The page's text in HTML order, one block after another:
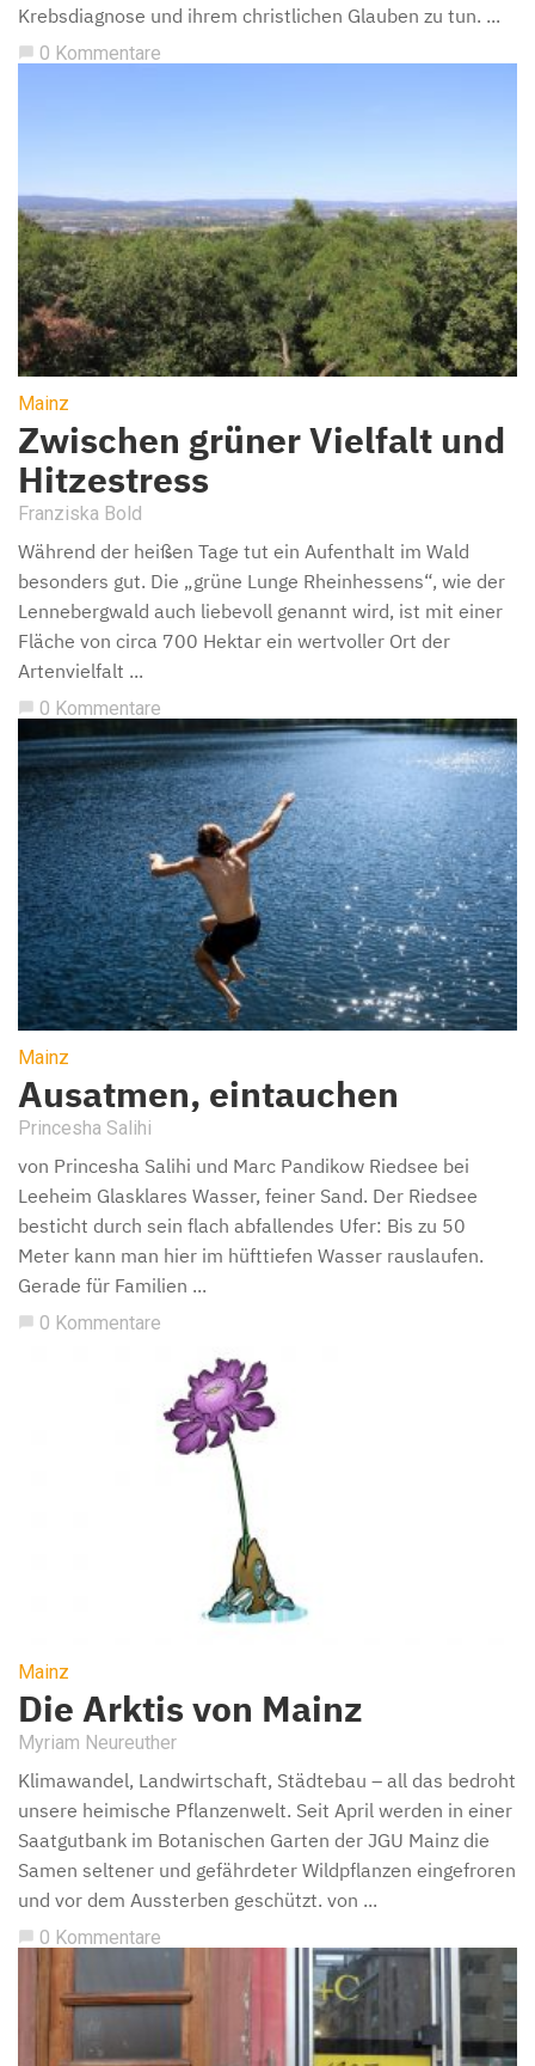
Krebsdiagnose und ihrem christlichen Glauben zu tun. ...
chat_bubble 0 Kommentare
Mainz
Zwischen grüner Vielfalt und
Hitzestress
Franziska Bold
Während der heißen Tage tut ein Aufenthalt im Wald
besonders gut. Die „grüne Lunge Rheinhessens“, wie der
Lennebergwald auch liebevoll genannt wird, ist mit einer
Fläche von circa 700 Hektar ein wertvoller Ort der
Artenvielfalt ...
0 Kommentare
Mainz
Ausatmen, eintauchen
Princesha Salihi
von Princesha Salihi und Marc Pandikow Riedsee bei
Leeheim Glasklares Wasser, feiner Sand. Der Riedsee
besticht durch sein flach abfallendes Ufer: Bis zu 50
Meter kann man hier im hüfttiefen Wasser rauslaufen.
Gerade für Familien ...
0 Kommentare
Mainz
Die Arktis von Mainz
Myriam Neureuther
Klimawandel, Landwirtschaft, Städtebau – all das bedroht
unsere heimische Pflanzenwelt. Seit April werden in einer
Saatgutbank im Botanischen Garten der JGU Mainz die
Samen seltener und gefährdeter Wildpflanzen eingefroren
und vor dem Aussterben geschützt. von ...
chat_bubble 0 Kommentare